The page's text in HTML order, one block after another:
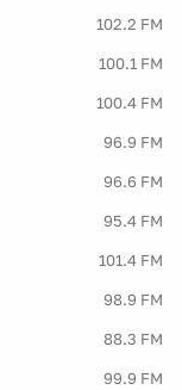
102.2 FM
100.1 FM
100.4 FM
96.9 FM
96.6 FM
95.4 FM
101.4 FM
98.9 FM
88.3 FM
99.9 FM